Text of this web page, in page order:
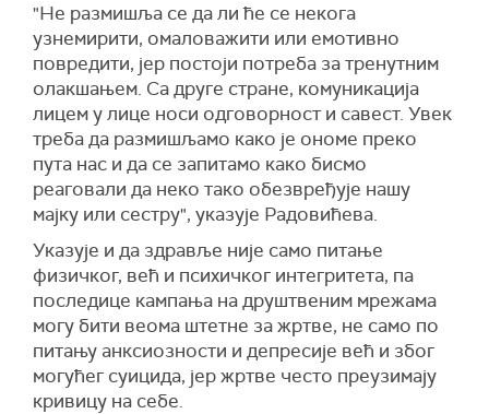
"Не размишља се да ли ће се некога
узнемирити, омаловажити или емотивно
повредити, јер постоји потреба за тренутним
олакшањем. Са друге стране, комуникација
лицем у лице носи одговорност и савест. Увек
треба да размишљамо како је ономе преко
пута нас и да се запитамо како бисмо
реаговали да неко тако обезвређује нашу
мајку или сестру", указује Радовићева.
Указује и да здравље није само питање
физичког, већ и психичког интегритета, па
последице кампања на друштвеним мрежама
могу бити веома штетне за жртве, не само по
питању анксиозности и депресије већ и због
могућег суицида, јер жртве често преузимају
кривицу на себе.